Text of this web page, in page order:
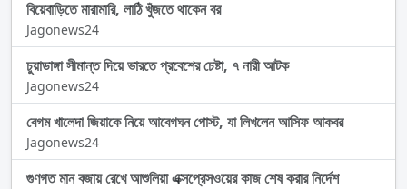
বিয়েবাড়িতে মারামারি, লাঠি খুঁজতে থাকেন বর
Jagonews24
চুয়াডাঙ্গা সীমান্ত দিয়ে ভারতে প্রবেশের চেষ্টা, ৭ নারী আটক
Jagonews24
বেগম খালেদা জিয়াকে নিয়ে আবেগঘন পোস্ট, যা লিখলেন আসিফ আকবর
Jagonews24
গুণগত মান বজায় রেখে আশুলিয়া এক্সপ্রেসওয়ের কাজ শেষ করার নির্দেশ